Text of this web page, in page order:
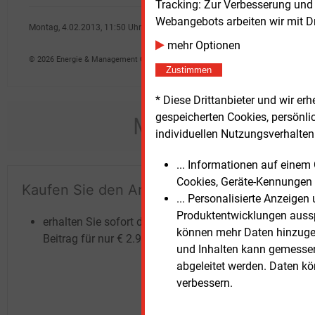
Tracking: Zur Verbesserung
Webangebots arbeiten wir mit
mehr Optionen
Zustimmen
* Diese Drittanbieter und wir
gespeicherten Cookies,
individuellen
... Informationen auf einem
Cookies, Geräte-
... Personalisierte
Produktentwicklungen
können mehr Daten
und Inhalten kann
abgeleitet werden. Daten
verbessern.
Montag, 4.02.2013, 11:50 Uhr
© 2026 Energie & Management GmbH
Möchten Sie
Kaufen Sie den Artikel
erhalten Sie sofort diesen redaktionellen
Beitrag für nur € 2.98